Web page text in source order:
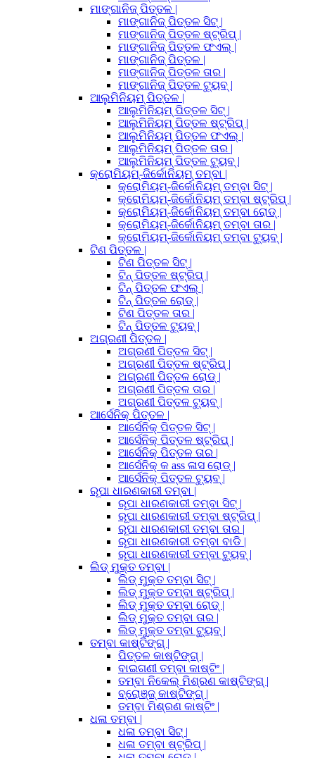
ମାଙ୍ଗାନିଜ୍ ପିତ୍ତଳ |
ମାଙ୍ଗାନିଜ୍ ପିତ୍ତଳ ସିଟ୍ |
ମାଙ୍ଗାନିଜ୍ ପିତ୍ତଳ ଷ୍ଟ୍ରିପ୍ |
ମାଙ୍ଗାନିଜ୍ ପିତ୍ତଳ ଫଏଲ୍ |
ମାଙ୍ଗାନିଜ୍ ପିତ୍ତଳ |
ମାଙ୍ଗାନିଜ୍ ପିତ୍ତଳ ତାର |
ମାଙ୍ଗାନିଜ୍ ପିତ୍ତଳ ଟ୍ୟୁବ୍ |
ଆଲୁମିନିୟମ୍ ପିତ୍ତଳ |
ଆଲୁମିନିୟମ୍ ପିତ୍ତଳ ସିଟ୍ |
ଆଲୁମିନିୟମ୍ ପିତ୍ତଳ ଷ୍ଟ୍ରିପ୍ |
ଆଲୁମିନିୟମ୍ ପିତ୍ତଳ ଫଏଲ୍ |
ଆଲୁମିନିୟମ୍ ପିତ୍ତଳ ତାର |
ଆଲୁମିନିୟମ୍ ପିତ୍ତଳ ଟ୍ୟୁବ୍ |
କ୍ରୋମିୟମ୍-ଜିର୍କୋନିୟମ୍ ତମ୍ବା |
କ୍ରୋମିୟମ୍-ଜିର୍କୋନିୟମ୍ ତମ୍ବା ସିଟ୍ |
କ୍ରୋମିୟମ୍-ଜିର୍କୋନିୟମ୍ ତମ୍ବା ଷ୍ଟ୍ରିପ୍ |
କ୍ରୋମିୟମ୍-ଜିର୍କୋନିୟମ୍ ତମ୍ବା ରୋଡ୍ |
କ୍ରୋମିୟମ୍-ଜିର୍କୋନିୟମ୍ ତମ୍ବା ତାର |
କ୍ରୋମିୟମ୍-ଜିର୍କୋନିୟମ୍ ତମ୍ବା ଟ୍ୟୁବ୍ |
ଟିଣ ପିତ୍ତଳ |
ଟିଣ ପିତ୍ତଳ ସିଟ୍ |
ଟିନ୍ ପିତ୍ତଳ ଷ୍ଟ୍ରିପ୍ |
ଟିନ୍ ପିତ୍ତଳ ଫଏଲ୍ |
ଟିନ୍ ପିତ୍ତଳ ରୋଡ୍ |
ଟିଣ ପିତ୍ତଳ ତାର |
ଟିନ୍ ପିତ୍ତଳ ଟ୍ୟୁବ୍ |
ଅଗ୍ରଣୀ ପିତ୍ତଳ |
ଅଗ୍ରଣୀ ପିତ୍ତଳ ସିଟ୍ |
ଅଗ୍ରଣୀ ପିତ୍ତଳ ଷ୍ଟ୍ରିପ୍ |
ଅଗ୍ରଣୀ ପିତ୍ତଳ ରୋଡ୍ |
ଅଗ୍ରଣୀ ପିତ୍ତଳ ତାର |
ଅଗ୍ରଣୀ ପିତ୍ତଳ ଟ୍ୟୁବ୍ |
ଆର୍ସେନିକ୍ ପିତ୍ତଳ |
ଆର୍ସେନିକ୍ ପିତ୍ତଳ ସିଟ୍ |
ଆର୍ସେନିକ୍ ପିତ୍ତଳ ଷ୍ଟ୍ରିପ୍ |
ଆର୍ସେନିକ୍ ପିତ୍ତଳ ତାର |
ଆର୍ସେନିକ୍ କ ass ଳାସ ରୋଡ୍ |
ଆର୍ସେନିକ୍ ପିତ୍ତଳ ଟ୍ୟୁବ୍ |
ରୂପା ଧାରଣକାରୀ ତମ୍ବା |
ରୂପା ଧାରଣକାରୀ ତମ୍ବା ସିଟ୍ |
ରୂପା ଧାରଣକାରୀ ତମ୍ବା ଷ୍ଟ୍ରିପ୍ |
ରୂପା ଧାରଣକାରୀ ତମ୍ବା ତାର |
ରୂପା ଧାରଣକାରୀ ତମ୍ବା ବାଡି |
ରୂପା ଧାରଣକାରୀ ତମ୍ବା ଟ୍ୟୁବ୍ |
ଲିଡ୍ ମୁକ୍ତ ତମ୍ବା |
ଲିଡ୍ ମୁକ୍ତ ତମ୍ବା ସିଟ୍ |
ଲିଡ୍ ମୁକ୍ତ ତମ୍ବା ଷ୍ଟ୍ରିପ୍ |
ଲିଡ୍ ମୁକ୍ତ ତମ୍ବା ରୋଡ୍ |
ଲିଡ୍ ମୁକ୍ତ ତମ୍ବା ତାର |
ଲିଡ୍ ମୁକ୍ତ ତମ୍ବା ଟ୍ୟୁବ୍ |
ତମ୍ବା କାଷ୍ଟିଙ୍ଗ୍ |
ପିତ୍ତଳ କାଷ୍ଟିଙ୍ଗ୍ |
ବାଇଗଣୀ ତମ୍ବା କାଷ୍ଟିଂ |
ତମ୍ବା ନିକେଲ୍ ମିଶ୍ରଣ କାଷ୍ଟିଙ୍ଗ୍ |
ବ୍ରୋଞ୍ଜ୍ କାଷ୍ଟିଙ୍ଗ୍ |
ତମ୍ବା ମିଶ୍ରଣ କାଷ୍ଟିଂ |
ଧଳା ତମ୍ବା |
ଧଳା ତମ୍ବା ସିଟ୍ |
ଧଳା ତମ୍ବା ଷ୍ଟ୍ରିପ୍ |